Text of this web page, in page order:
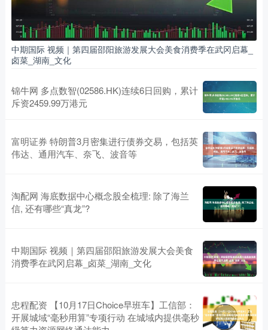
中期国际 视频｜第四届邵阳旅游发展大会美食消费季在武冈启幕_
卤菜_湖南_文化
锦牛网 多点数智(02586.HK)连续6日回购，累计
斥资2459.99万港元
富明证券 特朗普3月密集进行债券交易，包括英
伟达、通用汽车、奈飞、波音等
淘配网 海底数据中心概念股全梳理: 除了海兰
信, 还有哪些“真龙”?
中期国际 视频｜第四届邵阳旅游发展大会美食
消费季在武冈启幕_卤菜_湖南_文化
忠程配资 【10月17日Choice早班车】工信部：
开展城域“毫秒用算”专项行动 在城域内提供毫秒